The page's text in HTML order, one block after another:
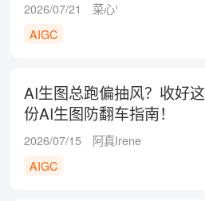
2026/07/21
菜心¹
AIGC
AI生图总跑偏抽风？收好这
份AI生图防翻车指南！
2026/07/15
阿真Irene
AIGC